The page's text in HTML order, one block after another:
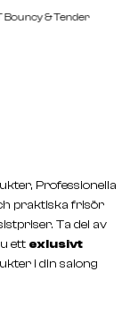
ART Bouncy &
Professionella
praktiska frisör
Ta del av
ett exlusivt
i din salong